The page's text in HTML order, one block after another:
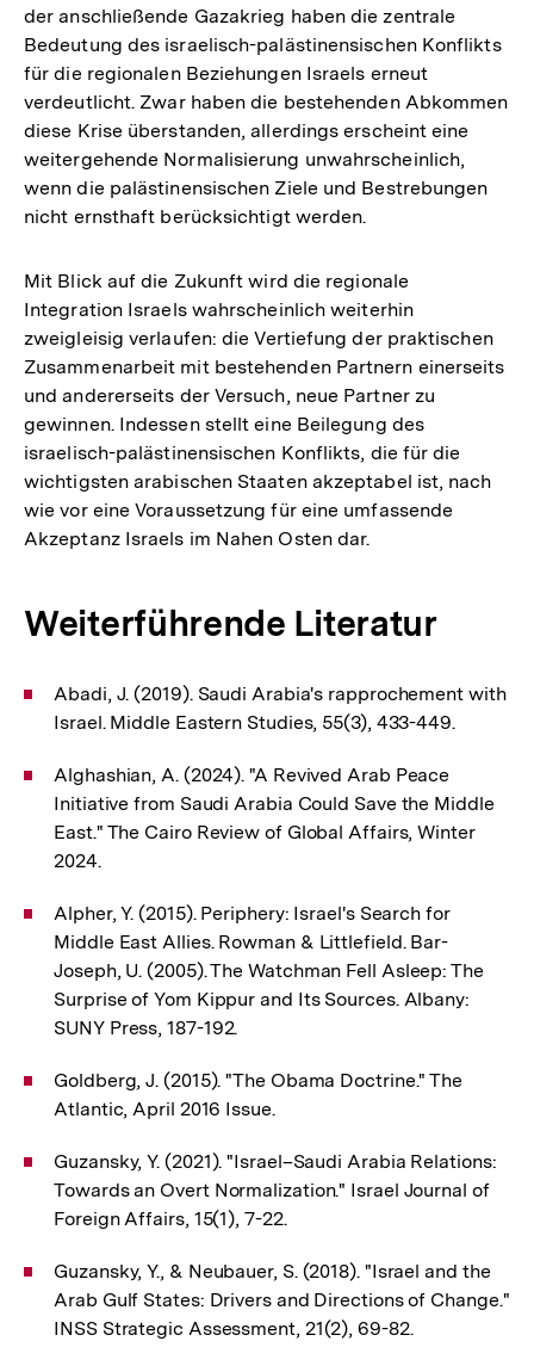
der anschließende Gazakrieg haben die zentrale
Bedeutung des israelisch-palästinensischen Konflikts
für die regionalen Beziehungen Israels erneut
verdeutlicht. Zwar haben die bestehenden Abkommen
diese Krise überstanden, allerdings erscheint eine
weitergehende Normalisierung unwahrscheinlich,
wenn die palästinensischen Ziele und Bestrebungen
nicht ernsthaft berücksichtigt werden.
Mit Blick auf die Zukunft wird die regionale
Integration Israels wahrscheinlich weiterhin
zweigleisig verlaufen: die Vertiefung der praktischen
Zusammenarbeit mit bestehenden Partnern einerseits
und andererseits der Versuch, neue Partner zu
gewinnen. Indessen stellt eine Beilegung des
israelisch-palästinensischen Konflikts, die für die
wichtigsten arabischen Staaten akzeptabel ist, nach
wie vor eine Voraussetzung für eine umfassende
Akzeptanz Israels im Nahen Osten dar.
Weiterführende Literatur
Abadi, J. (2019). Saudi Arabia's rapprochement with
Israel. Middle Eastern Studies, 55(3), 433-449.
Alghashian, A. (2024). "A Revived Arab Peace
Initiative from Saudi Arabia Could Save the Middle
East." The Cairo Review of Global Affairs, Winter
2024.
Alpher, Y. (2015). Periphery: Israel's Search for
Middle East Allies. Rowman & Littlefield. Bar-
Joseph, U. (2005). The Watchman Fell Asleep: The
Surprise of Yom Kippur and Its Sources. Albany:
SUNY Press, 187-192.
Goldberg, J. (2015). "The Obama Doctrine." The
Atlantic, April 2016 Issue.
Guzansky, Y. (2021). "Israel–Saudi Arabia Relations:
Towards an Overt Normalization." Israel Journal of
Foreign Affairs, 15(1), 7-22.
Guzansky, Y., & Neubauer, S. (2018). "Israel and the
Arab Gulf States: Drivers and Directions of Change."
INSS Strategic Assessment, 21(2), 69-82.